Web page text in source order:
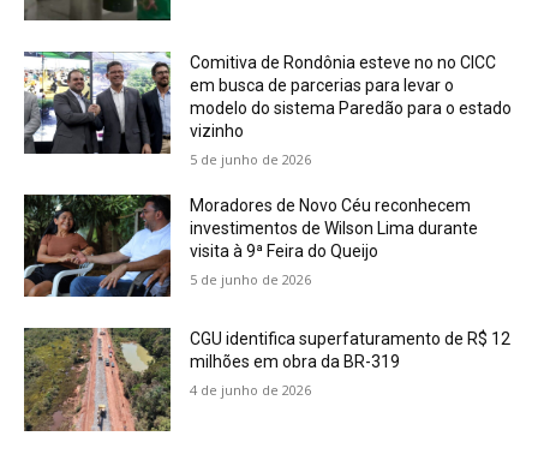
Comitiva de Rondônia esteve no no CICC
em busca de parcerias para levar o
modelo do sistema Paredão para o estado
vizinho
5 de junho de 2026
Moradores de Novo Céu reconhecem
investimentos de Wilson Lima durante
visita à 9ª Feira do Queijo
5 de junho de 2026
CGU identifica superfaturamento de R$ 12
milhões em obra da BR-319
4 de junho de 2026